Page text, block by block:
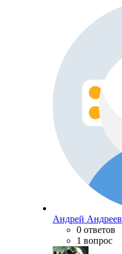
Андрей Андреев
0 ответов
1 вопрос